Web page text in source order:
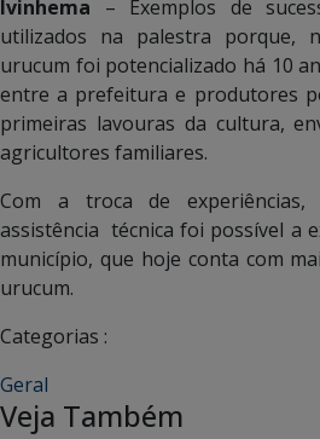
Ivinhema – Exemplos de
utilizados na palestra porque,
urucum foi potencializado há 10
entre a prefeitura e produtores
primeiras lavouras da cultura,
agricultores familiares.
Com a troca de
assistência técnica foi possível a
município, que hoje conta com
urucum.
Categorias :
Geral
Veja Também